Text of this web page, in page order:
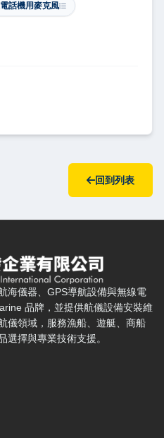
話機用麥克風
回到列表
、主導覽與聯絡方式
海儀器、GPS導航設備與無線電
品牌，並提供航儀設備安裝維
儀領域，服務漁船、遊艇、商船
選擇與專業技術支援。